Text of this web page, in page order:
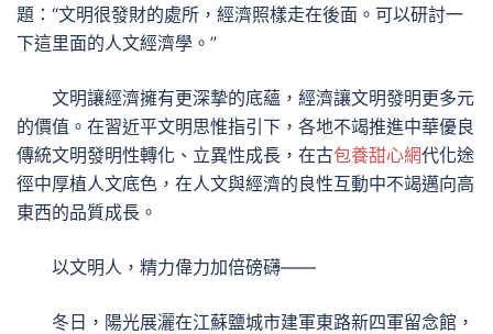
題：“文明很發財的處所，經濟照樣走在後面。可以研討一
下這里面的人文經濟學。”
文明讓經濟擁有更深摯的底蘊，經濟讓文明發明更多元
的價值。在習近平文明思惟指引下，各地不竭推進中華優良
傳統文明發明性轉化、立異性成長，在古包養甜心網代化途
徑中厚植人文底色，在人文與經濟的良性互動中不竭邁向高
東西的品質成長。
以文明人，精力偉力加倍磅礴——
冬日，陽光展灑在江蘇鹽城市建軍東路新四軍留念館，